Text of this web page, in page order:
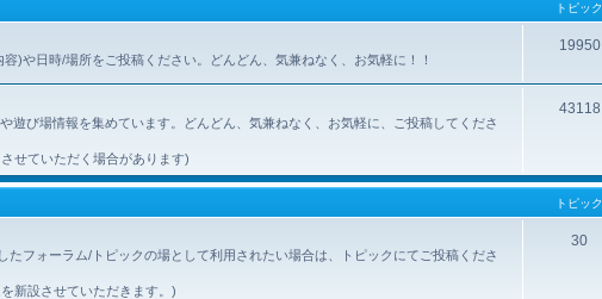
トピック
)や日時/場所をご投稿ください。どんどん、気兼ねなく、お気軽に！！
19950
遊び場情報を集めています。どんどん、気兼ねなく、お気軽に、ご投稿してくださ
せていただく場合があります)
43118
トピック
たフォーラム/トピックの場として利用されたい場合は、トピックにてご投稿くださ
新設させていただきます。)
30